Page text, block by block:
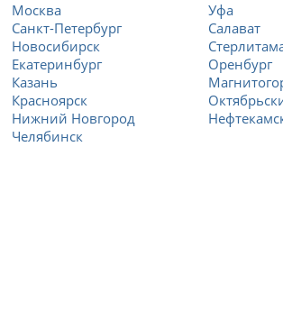
Москва
Санкт-Петербург
Новосибирск
Екатеринбург
Казань
Красноярск
Нижний Новгород
Челябинск
Уфа
Салават
Оренбург